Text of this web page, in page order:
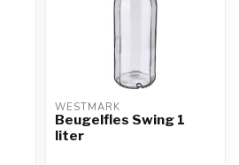
WESTMARK
Beugelfles Swing 1
liter